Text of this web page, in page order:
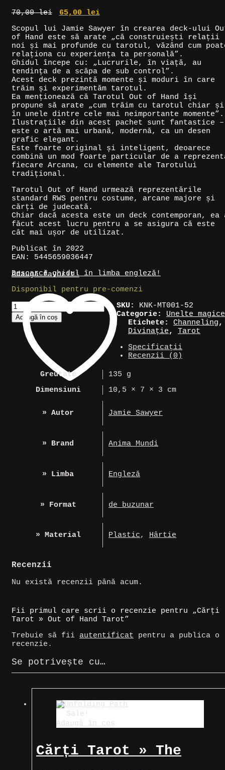
70,00lei
Prețul
a
fost:
70,00 lei.
65,00 lei
este:
65,00 lei.
Scopul lui Jamie Sawyer în crearea deck-ului
of Hand este să arate „că construiești relații
noi și mai profunde cu tarotul, văzând cum
relaționa cu experiența ta personală”.
Ghidul începe cu: „Lucrurile, în viață, au
tendința de a scăpa de sub control”.
Acest deck prezintă momente și moduri în care
trăim și experimentăm tarotul.
Ea menționează că Tarotul Out of Hand își
propune să arate „cum trăim cu tarotul chiar și
în unele dintre cele mai neimportante momente”.
Ilustrațiile din acest pachet sunt fantastice –
este o artă mai urbană, modernă, ca un desen
grafic elegant.
Este foarte original și inteligent, deoarece
combină un mod foarte particular de a
fiecare Arcana, cu elemente ale Tarotului
tradițional.
Tarotul Out of Hand urmează reprezentările
standard RWS pentru costume, arcane majore și
cărți de judecată.
Chiar dacă acesta este un deck contemporan, ea
făcut acest lucru pentru a se asigura că este
cât mai ușor de utilizat.
Publicat în 2022
EAN: 5445659036447
Descarcă ghidul în limba engleză!
Disponibil pentru pre-comenzi
Cantitate
Cărți
Tarot
Adaugă în coș
Adaugă favorit!
SKU: KNK-MT001-52
Categorie: Unelte magice
Etichete: Channeling,
Divinație, Tarot
Specificații
Recenzii (0)
Greutate
135 g
Dimensiuni
10,5 × 7 × 3 cm
» Autor Jamie Sawyer
» Brand Anima Mundi
» Limba Engleză
» Format de buzunar
» Material Plastic, Hârtie
Recenzii
Nu există recenzii până acum.
Fii primul care scrii o recenzie pentru „Cărți
Tarot » Out of Hand Tarot”
Trebuie să fii autentificat pentru a publica o
recenzie.
Se potrivește cu…
Sale!
Adaugă în coș
Cărți Tarot » The